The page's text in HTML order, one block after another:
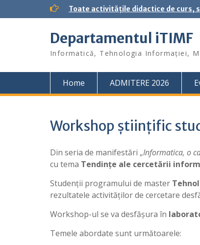
t
Toate activitățile didactice de curs,
Departamentul iTIMF
Informatică, Tehnologia Informației,
Home ADMITERE 2026
Workshop științific
Din seria de manifestări „Informatica, o
cu tema Tendințe ale cercetării
Studenții programului de master
rezultatele activităților de cercetare
Workshop-ul se va desfășura în
Temele abordate sunt următoarele: